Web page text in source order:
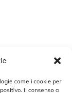
come i cookie per
Il consenso a